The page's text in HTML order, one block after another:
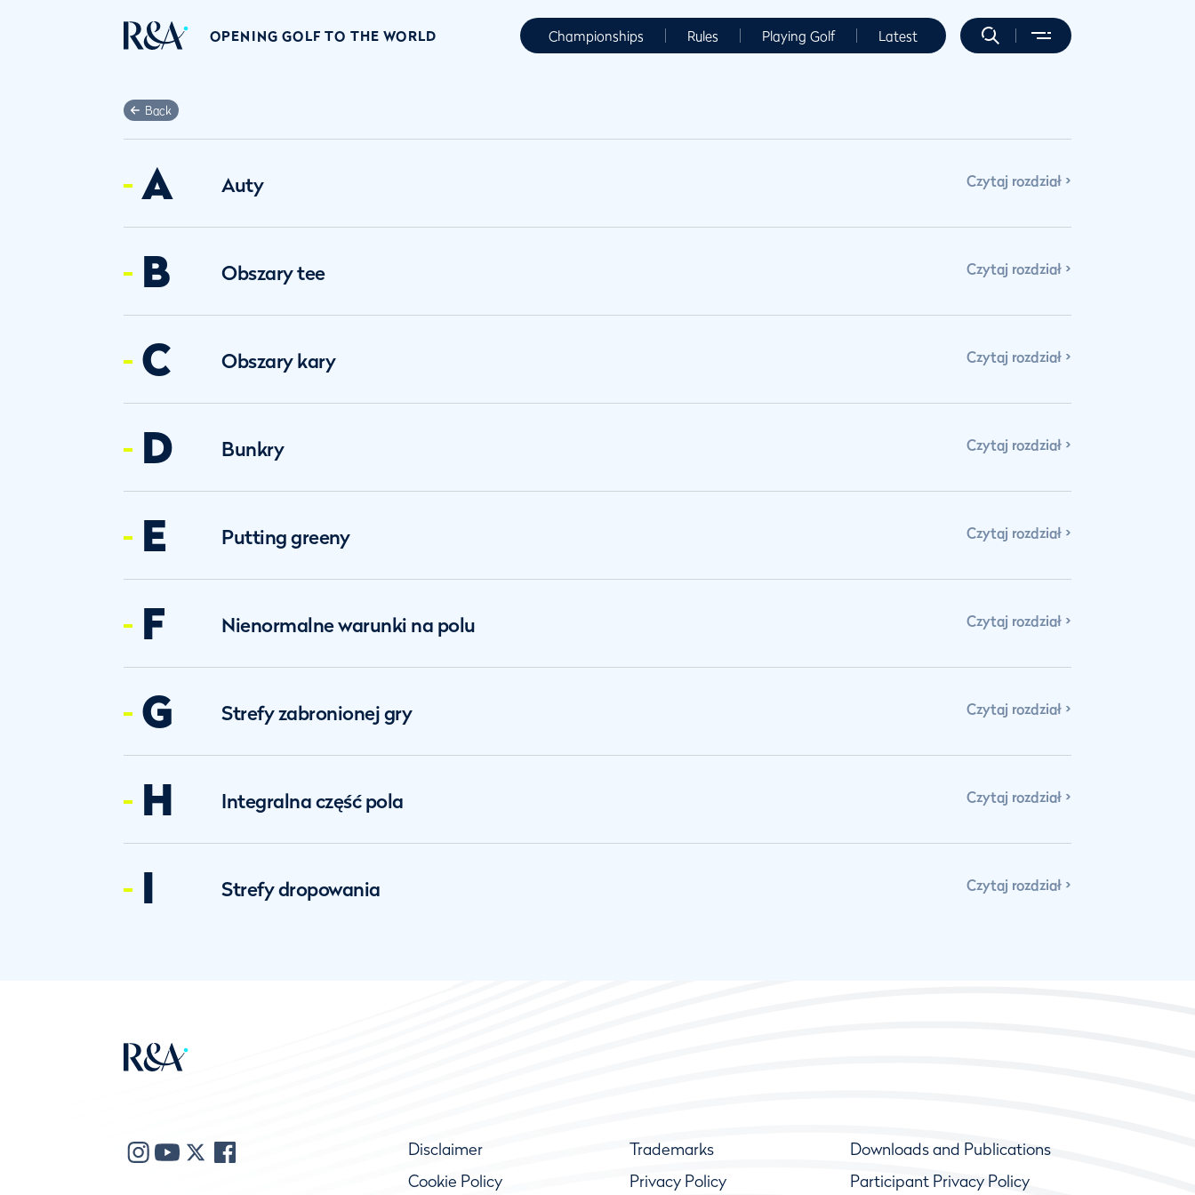
OPENING GOLF TO THE WORLD Championships Rules Playing Golf Latest
Back
A Auty Czytaj rozdział
B Obszary tee Czytaj rozdział
C Obszary kary Czytaj rozdział
D Bunkry Czytaj rozdział
E Putting greeny Czytaj rozdział
F Nienormalne warunki na polu Czytaj rozdział
G Strefy zabronionej gry Czytaj rozdział
H Integralna część pola Czytaj rozdział
I Strefy dropowania Czytaj rozdział
Disclaimer Trademarks
Downloads and Publications
Cookie Policy
Privacy Policy Participant Privacy Policy